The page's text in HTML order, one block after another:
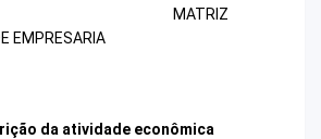
EMPRESARIA
MATRIZ
da atividade econômica